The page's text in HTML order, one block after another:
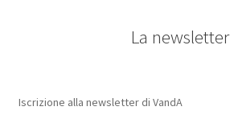
La newsletter
Iscrizione alla newsletter di VandA